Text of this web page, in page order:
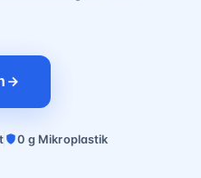
0 g Mikroplastik